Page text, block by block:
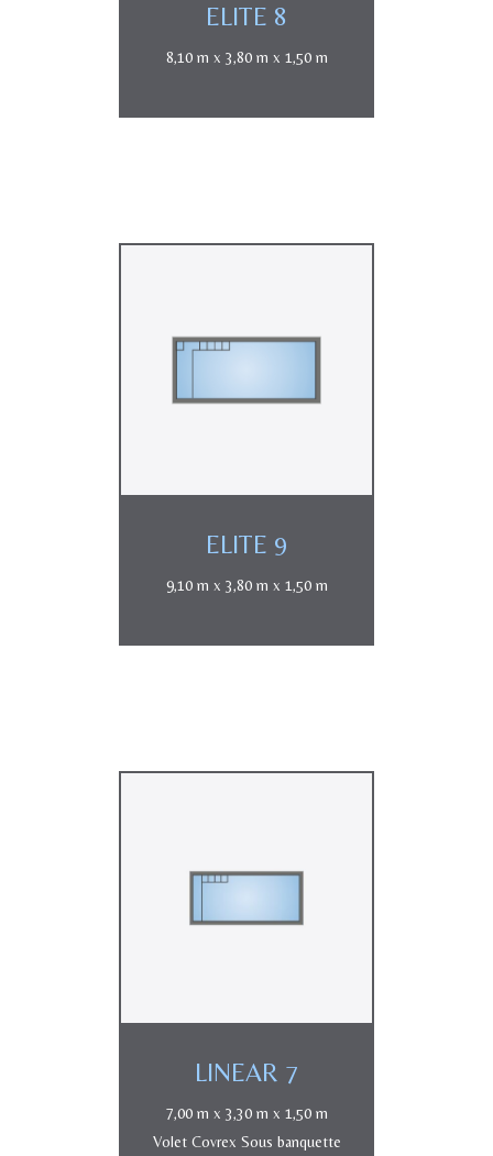
ELITE 8
8,10 m x 3,80 m x 1,50 m
ELITE 9
9,10 m x 3,80 m x 1,50 m
LINEAR 7
7,00 m x 3,30 m x 1,50 m
Volet Covrex Sous banquette